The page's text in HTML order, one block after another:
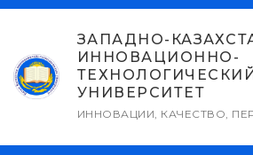
Перейти
содержимому
ЗАПАДНО-
ИННОВАЦИОННО-
УНИВЕРСИТЕТ
ИННОВАЦИИ, КАЧЕСТВО,